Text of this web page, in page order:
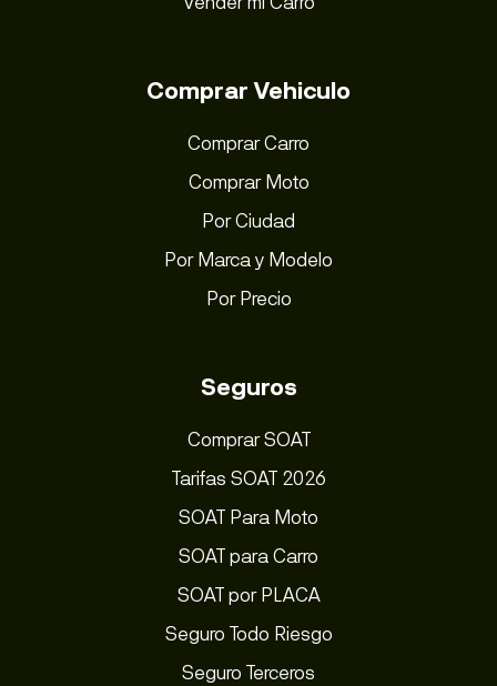
Comprar Vehiculo
Comprar Carro
Comprar Moto
Por Ciudad
Por Marca y Modelo
Por Precio
Seguros
Comprar SOAT
Tarifas SOAT 2026
SOAT Para Moto
SOAT para Carro
SOAT por PLACA
Seguro Todo Riesgo
Seguro Terceros